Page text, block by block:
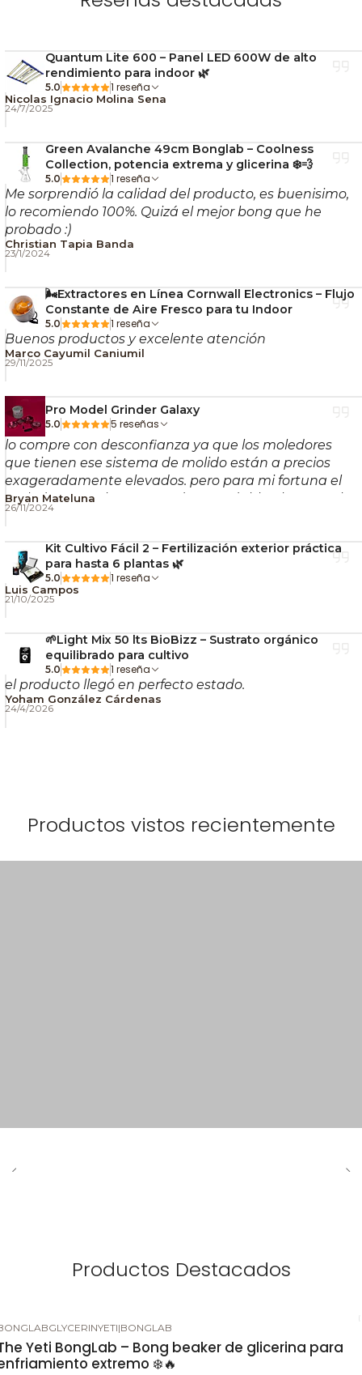
con final afrutado que invita a seguir disfrutando. 😋
⚡ Efectos
potente y versátil 💥. Dependiendo del fenotipo,
puede ser másenergética y mentalo más
relajante
y física. A dosis moderadas produceeuforia y
bienestarduraderos; a dosis altas, una ligera
somnolencia ideal para cerrar el día. Perfecta para
quienes buscan un balance entre placer y
📋 Características
principales
Orange Punch × Bubba Island Kush)
🔥 THC:20–25 %
🌸Aromas:afrutado, floral, terroso y skunk
⚡Efectos: eufórico, energético y relajante físico
🕐Floración:8–9 semanas
🌾Rendimiento:
📘 Conoce más sobre la marca detrás de esta
genética en el blogDutch Passion: un legado que
cambió el cultivo de cannabis para siempre
Quantum Lite 600 – Panel LED 600W de alto
rendimiento para indoor 🌿
5.0 1 reseña
Nicolas Ignacio Molina Sena
24/7/2025
Green Avalanche 49cm Bonglab – Coolness
Collection, potencia extrema y glicerina ❄️💨
5.0 1 reseña
Me sorprendió la calidad del producto, es buenisimo,
lo recomiendo 100%. Quizá el mejor bong que he
probado :)
Christian Tapia Banda
23/1/2024
🌬️Extractores en Línea Cornwall Electronics – Flujo
Constante de Aire Fresco para tu Indoor
5.0 1 reseña
Buenos productos y excelente atención
Marco Cayumil Caniumil
29/11/2025
Pro Model Grinder Galaxy
5.0 5 reseñas
lo compre con desconfianza ya que los moledores
que tienen ese sistema de molido están a precios
exageradamente elevados. pero para mi fortuna el
moledor es exelente, pesado, agradable al tacto , el
color rosado es aperlado (hermoso), muele con pocos
Bryan Mateluna
26/11/2024
Kit Cultivo Fácil 2 – Fertilización exterior práctica
para hasta 6 plantas 🌿
5.0 1 reseña
Luis Campos
21/10/2025
🌱Light Mix 50 lts BioBizz – Sustrato orgánico
equilibrado para cultivo
5.0 1 reseña
el producto llegó en perfecto estado.
Yoham González Cárdenas
24/4/2026
Productos vistos recientemente
Productos Destacados
|BONGLAB
Yeti BongLab – Bong beaker de glicerina para
extremo ❄️🔥